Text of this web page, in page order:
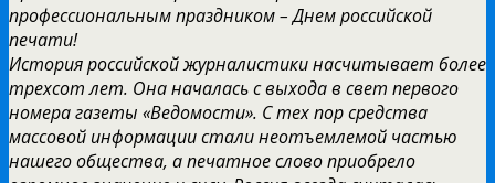
профессиональным праздником – Днем российской
печати!
История российской журналистики насчитывает более
трехсот лет. Она началась с выхода в свет первого
номера газеты «Ведомости». С тех пор средства
массовой информации стали неотъемлемой частью
нашего общества, а печатное слово приобрело